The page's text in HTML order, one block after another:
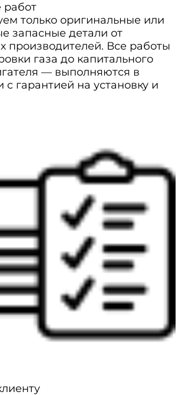
только оригинальные или
запасные детали от
производителей. Все работы
газа до капитального
— выполняются в
с гарантией на установку и